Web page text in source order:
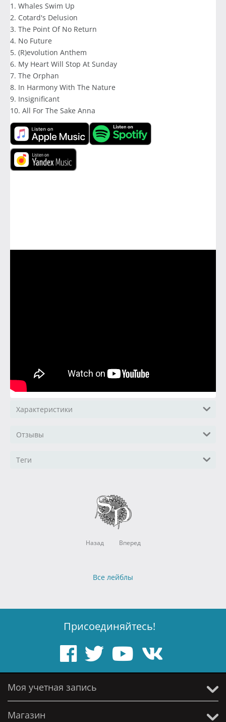
1. Whales Swim Up
2. Cotard's Delusion
3. The Point Of No Return
4. No Future
5. (R)evolution Anthem
6. My Heart Will Stop At Sunday
7. The Orphan
8. In Harmony With The Nature
9. Insignificant
10. All For The Sake Anna
Характеристики
Отзывы
Теги
Назад Вперед
Все лейблы
Присоединяйтесь!
Моя учетная запись
Магазин